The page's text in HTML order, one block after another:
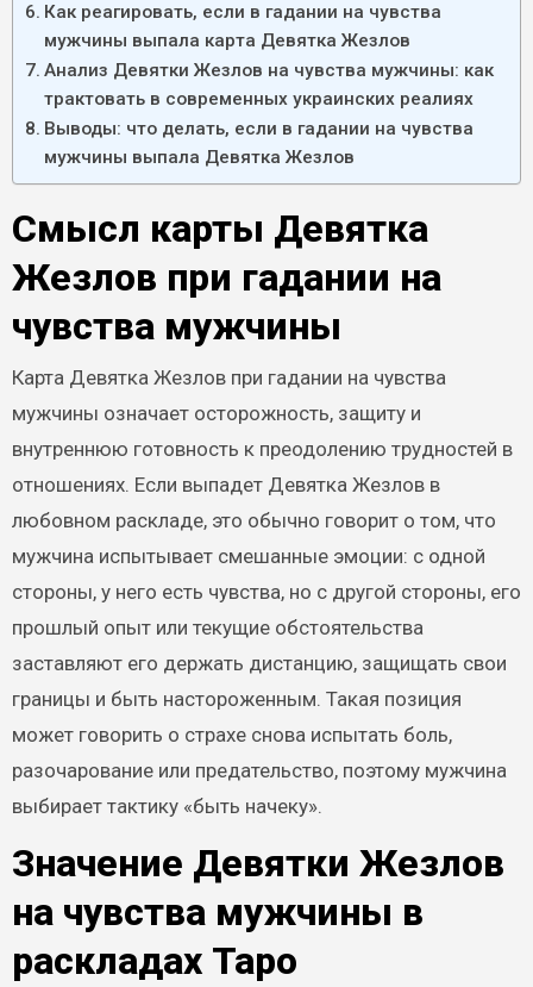
Как реагировать, если в гадании на чувства
мужчины выпала карта Девятка Жезлов
Анализ Девятки Жезлов на чувства мужчины: как
трактовать в современных украинских реалиях
Выводы: что делать, если в гадании на чувства
мужчины выпала Девятка Жезлов
Смысл карты Девятка
Жезлов при гадании на
чувства мужчины
Карта Девятка Жезлов при гадании на чувства
мужчины означает осторожность, защиту и
внутреннюю готовность к преодолению трудностей в
отношениях. Если выпадет Девятка Жезлов в
любовном раскладе, это обычно говорит о том, что
мужчина испытывает смешанные эмоции: с одной
стороны, у него есть чувства, но с другой стороны, его
прошлый опыт или текущие обстоятельства
заставляют его держать дистанцию, защищать свои
границы и быть настороженным. Такая позиция
может говорить о страхе снова испытать боль,
разочарование или предательство, поэтому мужчина
выбирает тактику «быть начеку».
Значение Девятки Жезлов
на чувства мужчины в
раскладах Таро